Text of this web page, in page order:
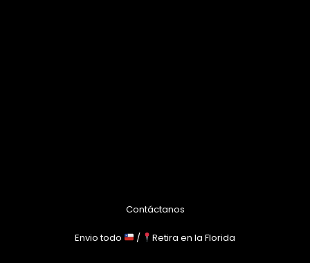
Contáctanos
Envio todo / Retira en la Florida